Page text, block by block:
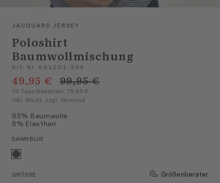
JACQUARD JERSEY
Poloshirt
Baumwollmischung
Art. Nr. 641201-364
49,95 € 99,95 €
30 Tage-Bestpreis: 79,95 €
inkl. MwSt. zzgl. Versand
95% Baumwolle
5% Elasthan
DAWN BLUE
GRÖSSE
Größenberater